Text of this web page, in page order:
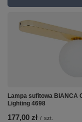
Lampa sufitowa BIANCA
Lighting 4698
177,00 zł / szt.